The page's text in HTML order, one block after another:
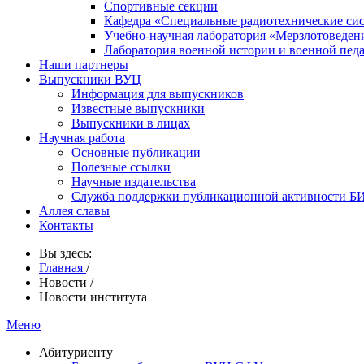
Спортивные секции
Кафедра «Специальные радиотехнические
Учебно-научная лаборатория
Лаборатория военной истории и военной
Наши партнеры
Выпускники ВУЦ
Информация для выпускников
Известные выпускники
Выпускники в лицах
Научная работа
Основные публикации
Полезные ссылки
Научные издательства
Служба поддержки публикационной активности
Аллея славы
Контакты
Вы здесь:
Главная /
Новости /
Новости института
Меню
Абитуриенту